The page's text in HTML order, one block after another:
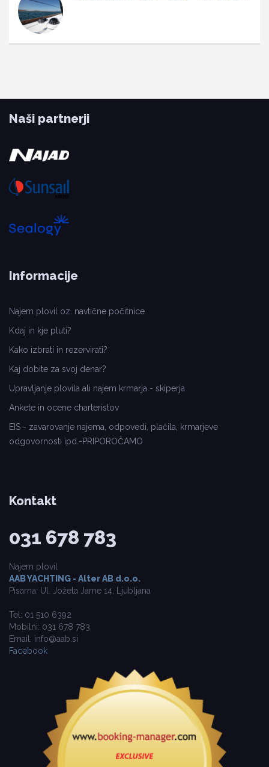
Naši partnerji
Informacije
Najem plovil oz. navtične počitnice
Kdaj in kje pluti?
Kako izbrati in rezervirati?
Kaj dobite za svoj denar?
Upravljanje plovila ali najem krmarja - skiperja
Ankete in ocene charteristov
EIS - zavarovanje najema, odpovedi, plačila, krmarjeve
odgovornosti ipd.-PRIPOROČAMO
Kontakt
031 678 783
Najem plovil
AAB YACHTING - Alter AB d.o.o.
Pisarna: Ul. Jožeta Jame 14, Ljubljana
Tel: 01 510 6392
Mobilni: 031 678 783
Email: info@aab.si
Facebook